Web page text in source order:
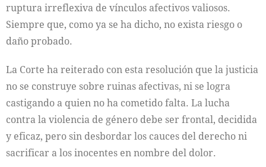
ruptura irreflexiva de vínculos afectivos valiosos.
Siempre que, como ya se ha dicho, no exista riesgo o
daño probado.
La Corte ha reiterado con esta resolución que la justicia
no se construye sobre ruinas afectivas, ni se logra
castigando a quien no ha cometido falta. La lucha
contra la violencia de género debe ser frontal, decidida
y eficaz, pero sin desbordar los cauces del derecho ni
sacrificar a los inocentes en nombre del dolor.